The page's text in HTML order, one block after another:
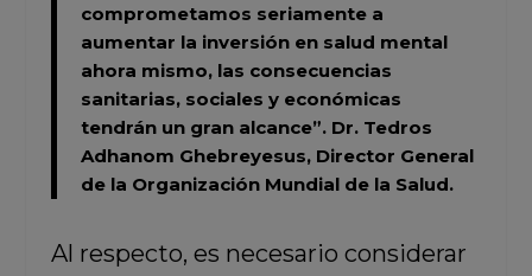
comprometamos seriamente a
aumentar la inversión en salud mental
ahora mismo, las consecuencias
sanitarias, sociales y económicas
tendrán un gran alcance”. Dr. Tedros
Adhanom Ghebreyesus,Director General
de la Organización Mundial de la Salud.
Al respecto, es necesario considerar